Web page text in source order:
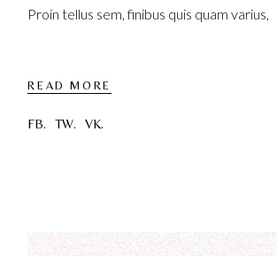
Proin tellus sem, finibus quis quam varius,
READ MORE
FB. TW. VK.